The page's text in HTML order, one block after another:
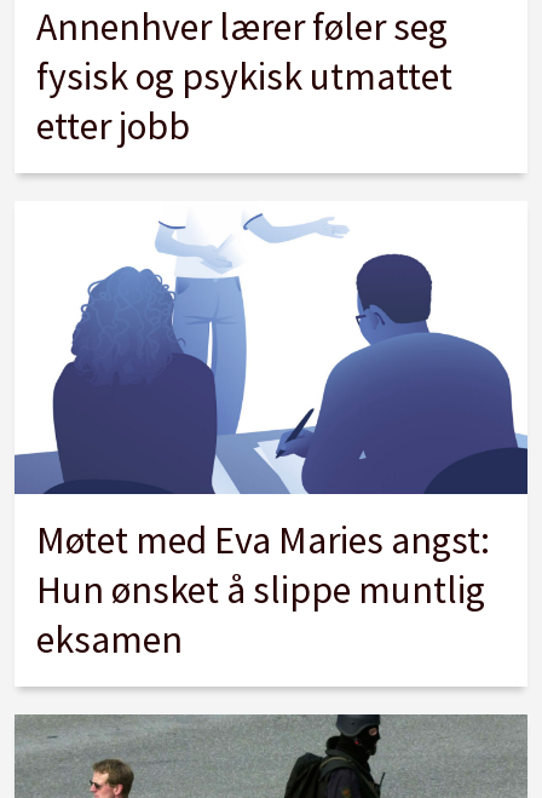
Annenhver lærer føler seg
fysisk og psykisk utmattet
etter jobb
Møtet med Eva Maries angst:
Hun ønsket å slippe muntlig
eksamen